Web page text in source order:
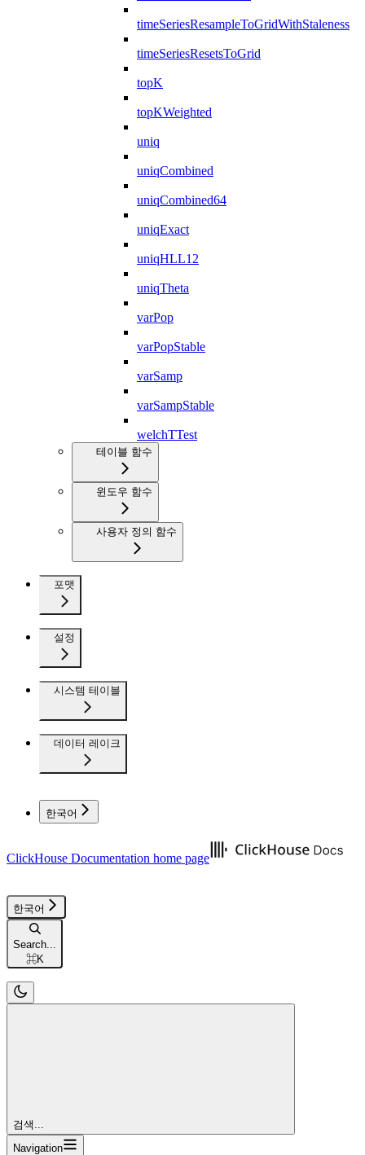
timeSeriesResampleToGridWithStaleness
timeSeriesResetsToGrid
topK
topKWeighted
uniq
uniqCombined
uniqCombined64
uniqExact
uniqHLL12
uniqTheta
varPop
varPopStable
varSamp
varSampStable
welchTTest
테이블 함수
윈도우 함수
사용자 정의 함수
포맷
설정
시스템 테이블
데이터 레이크
한국어
ClickHouse Documentation home page
한국어
Search...
⌘K
검색...
Navigation